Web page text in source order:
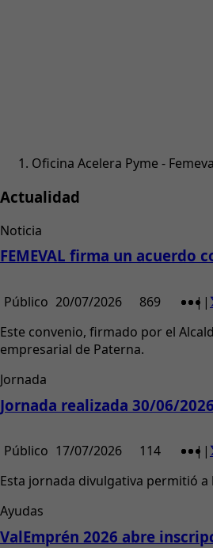
Oficina Acelera Pyme -
Actualidad
Noticia
FEMEVAL firma un
Público 20/07/2026 869 | |
Este convenio, firmado por el
empresarial de Paterna.
Jornada
Jornada realizada 30/06/
Público 17/07/2026 114 | |
Esta jornada divulgativa permitió
Ayudas
ValEmprén 2026 abre